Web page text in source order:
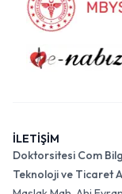
İLETİŞİM
Doktorsitesi Com
Teknoloji ve Ticaret